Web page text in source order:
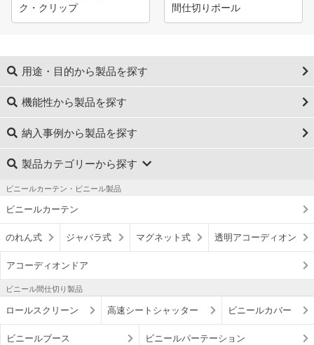
ク・クリップ
間仕切りポール
用途・目的から製品を探す
機能性から製品を探す
納入事例から製品を探す
製品カテゴリーから探す
ビニールカーテン・ビニール製品
ビニールカーテン
のれん式 ジャバラ式 マグネット式 透明アコーディオン
アコーディオンドア
ビニール間仕切り製品
ロールスクリーン 高速シートシャッター ビニールカバー
ビニールブース ビニールパーテーション